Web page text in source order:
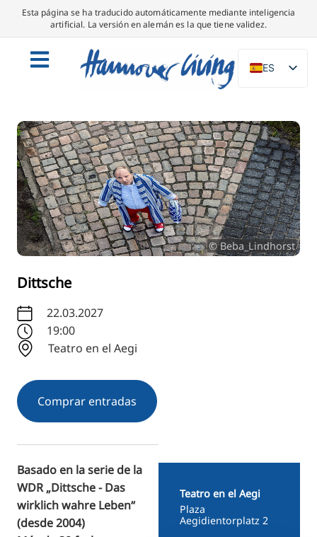
Esta página se ha traducido automáticamente mediante inteligencia
artificial. La versión en alemán es la que tiene validez.
ES
DE
NL
PL
IT
DA
SV
FR
BG
© Beba_Lindhorst
Dittsche
22.03.2027
19:00
Teatro en el Aegi
Comprar entradas
Basado en la serie de la
WDR „Dittsche - Das
wirklich wahre Leben“
(desde 2004)
Teatro en el Aegi
Plaza
Aegidientorplatz 2